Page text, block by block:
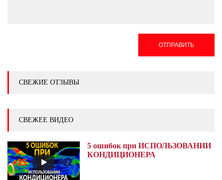
ОТПРАВИТЬ
СВЕЖИЕ ОТЗЫВЫ
СВЕЖЕЕ ВИДЕО
5 ошибок при ИСПОЛЬЗОВАНИИ
КОНДИЦИОНЕРА